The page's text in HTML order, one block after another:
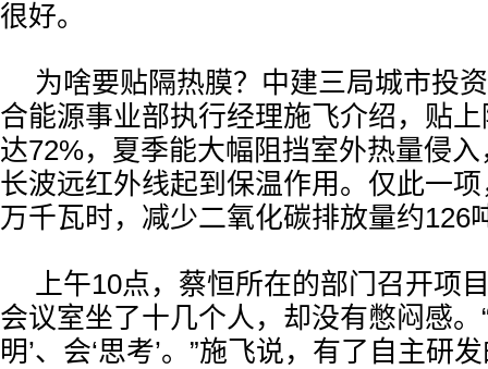
很好。
为啥要贴隔热膜？中建三局城市投
合能源事业部执行经理施飞介绍，贴
达72%，夏季能大幅阻挡室外热量侵
长波远红外线起到保温作用。仅此一
万千瓦时，减少二氧化碳排放量约126
上午10点，蔡恒所在的部门召开项
会议室坐了十几个人，却没有憋闷感。
明’、会‘思考’。”施飞说，有了自主研